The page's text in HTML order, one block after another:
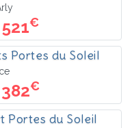
521€
Portes du Soleil
382€
Portes du Soleil